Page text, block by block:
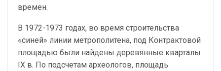
времен.
В 1972-1973 годах, во время строительства
«синей» линии метрополитена, под Контрактовой
площадью были найдены деревянные кварталы
IX в. По подсчетам археологов, площадь